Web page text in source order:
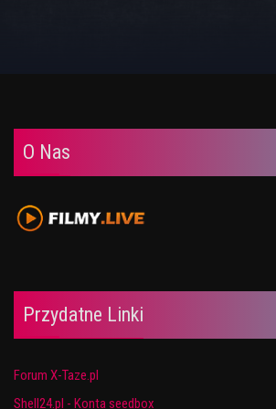
O Nas
Przydatne Linki
Forum X-Taze.pl
Shell24.pl - Konta seedbox